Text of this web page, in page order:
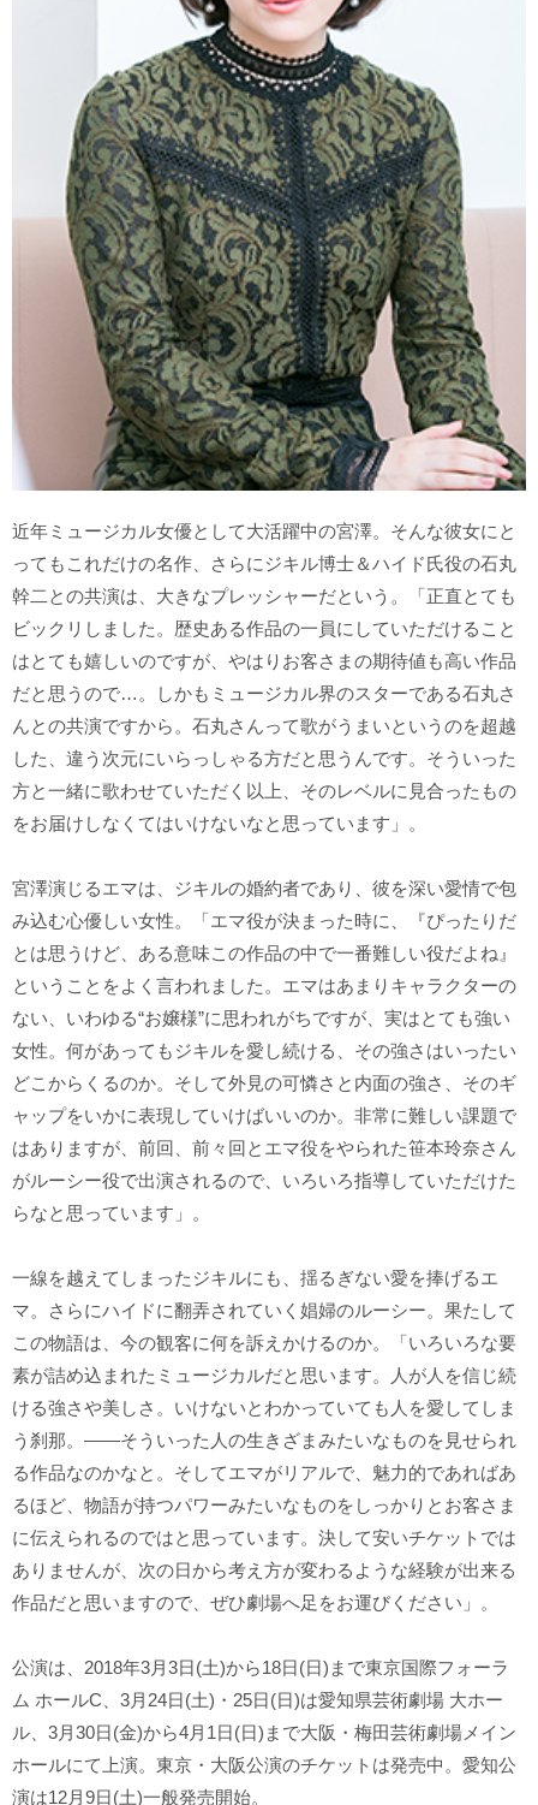
近年ミュージカル女優として大活躍中の宮澤。そんな彼女にと
ってもこれだけの名作、さらにジキル博士＆ハイド氏役の石丸
幹二との共演は、大きなプレッシャーだという。「正直とても
ビックリしました。歴史ある作品の一員にしていただけること
はとても嬉しいのですが、やはりお客さまの期待値も高い作品
だと思うので…。しかもミュージカル界のスターである石丸さ
んとの共演ですから。石丸さんって歌がうまいというのを超越
した、違う次元にいらっしゃる方だと思うんです。そういった
方と一緒に歌わせていただく以上、そのレベルに見合ったもの
をお届けしなくてはいけないなと思っています」。
宮澤演じるエマは、ジキルの婚約者であり、彼を深い愛情で包
み込む心優しい女性。「エマ役が決まった時に、『ぴったりだ
とは思うけど、ある意味この作品の中で一番難しい役だよね』
ということをよく言われました。エマはあまりキャラクターの
ない、いわゆる“お嬢様”に思われがちですが、実はとても強い
女性。何があってもジキルを愛し続ける、その強さはいったい
どこからくるのか。そして外見の可憐さと内面の強さ、そのギ
ャップをいかに表現していけばいいのか。非常に難しい課題で
はありますが、前回、前々回とエマ役をやられた笹本玲奈さん
がルーシー役で出演されるので、いろいろ指導していただけた
らなと思っています」。
一線を越えてしまったジキルにも、揺るぎない愛を捧げるエ
マ。さらにハイドに翻弄されていく娼婦のルーシー。果たして
この物語は、今の観客に何を訴えかけるのか。「いろいろな要
素が詰め込まれたミュージカルだと思います。人が人を信じ続
ける強さや美しさ。いけないとわかっていても人を愛してしま
う刹那。――そういった人の生きざまみたいなものを見せられ
る作品なのかなと。そしてエマがリアルで、魅力的であればあ
るほど、物語が持つパワーみたいなものをしっかりとお客さま
に伝えられるのではと思っています。決して安いチケットでは
ありませんが、次の日から考え方が変わるような経験が出来る
作品だと思いますので、ぜひ劇場へ足をお運びください」。
公演は、2018年3月3日(土)から18日(日)まで東京国際フォーラ
ム ホールC、3月24日(土)・25日(日)は愛知県芸術劇場 大ホー
ル、3月30日(金)から4月1日(日)まで大阪・梅田芸術劇場メイン
ホールにて上演。東京・大阪公演のチケットは発売中。愛知公
演は12月9日(土)一般発売開始。